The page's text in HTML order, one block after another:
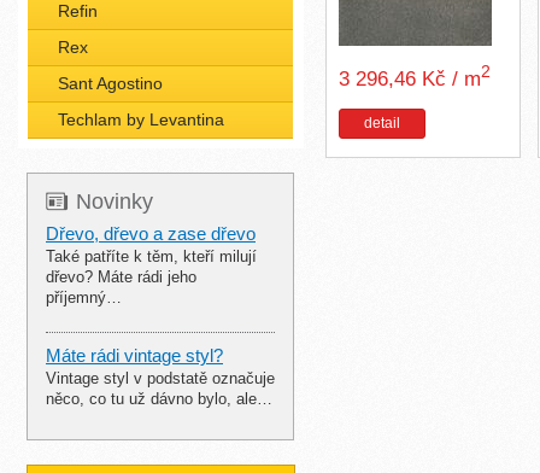
Refin
Rex
Sant Agostino
Techlam by Levantina
Novinky
Dřevo, dřevo a zase dřevo
Také patříte k těm, kteří milují
dřevo? Máte rádi jeho
příjemný…
Máte rádi vintage styl?
Vintage styl v podstatě označuje
něco, co tu už dávno bylo, ale…
3 296,46 Kč / m2
detail